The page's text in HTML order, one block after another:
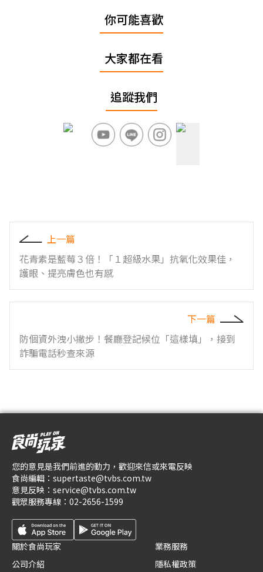
你可能喜歡
大家都在看
追蹤我們
上一篇
花青素是藍莓３倍！「１超級水果」抗氧化效果佳，
護眼、提亮膚色也有感
下一篇
防個資外洩小撇步！餐廳登記候位「這樣填」，接到
詐騙電話秒查來源
您的意見是我們前進的動力，歡迎來信或來電反映
食尚編輯： supertaste@tvbs.com.tw
意見反映： service@tvbs.com.tw
觀眾服務專線： 02-2656-1599
關於食尚玩家
公司介紹
業務服務
隱私權政策